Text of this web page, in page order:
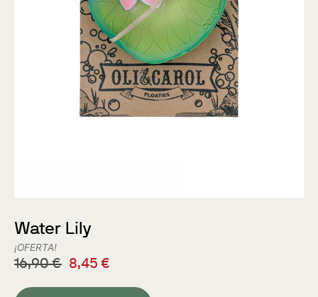
¡OFERTA!
Water Lily
16,90€ 8,45 €